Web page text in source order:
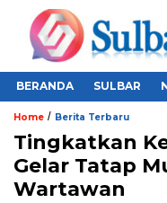
BERANDA SULBAR
Home / Berita Terbaru
Tingkatkan
Gelar Tatap
Wartawan